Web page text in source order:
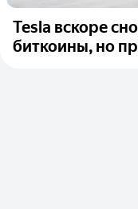
Tesla вскоре
биткоины, но